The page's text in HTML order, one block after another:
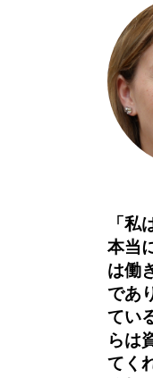
「
本当
は働
であ
てい
らは
てく